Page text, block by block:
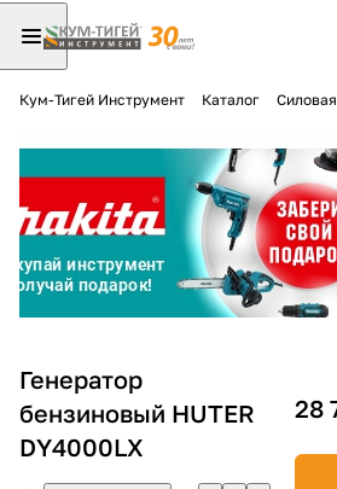
Кум-Тигей Инструмент Каталог
Генератор
бензиновый HUTER
DY4000LX
28
Разбейте
оплатуна части
без переплат
График платежей
Сегодня